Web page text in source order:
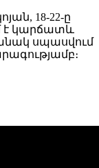
18-22-ը
է կարճատև
սպասվում